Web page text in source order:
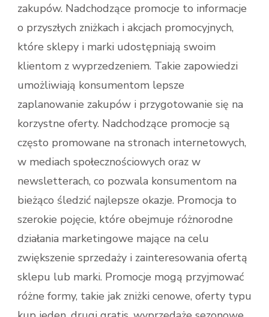
zakupów. Nadchodzące promocje to informacje
o przyszłych zniżkach i akcjach promocyjnych,
które sklepy i marki udostępniają swoim
klientom z wyprzedzeniem. Takie zapowiedzi
umożliwiają konsumentom lepsze
zaplanowanie zakupów i przygotowanie się na
korzystne oferty. Nadchodzące promocje są
często promowane na stronach internetowych,
w mediach społecznościowych oraz w
newsletterach, co pozwala konsumentom na
bieżąco śledzić najlepsze okazje. Promocja to
szerokie pojęcie, które obejmuje różnorodne
działania marketingowe mające na celu
zwiększenie sprzedaży i zainteresowania ofertą
sklepu lub marki. Promocje mogą przyjmować
różne formy, takie jak zniżki cenowe, oferty typu